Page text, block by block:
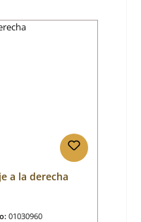
a la derecha
01030960